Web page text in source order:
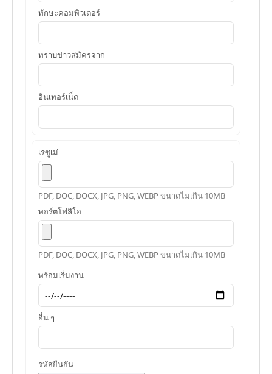
ทักษะคอมพิวเตอร์
ทราบข่าวสมัครจาก
อินเทอร์เน็ต
เรซูเม่
PDF, DOC, DOCX, JPG, PNG, WEBP ขนาดไม่เกิน 10MB
พอร์ตโฟลิโอ
PDF, DOC, DOCX, JPG, PNG, WEBP ขนาดไม่เกิน 10MB
พร้อมเริ่มงาน
อื่น ๆ
รหัสยืนยัน